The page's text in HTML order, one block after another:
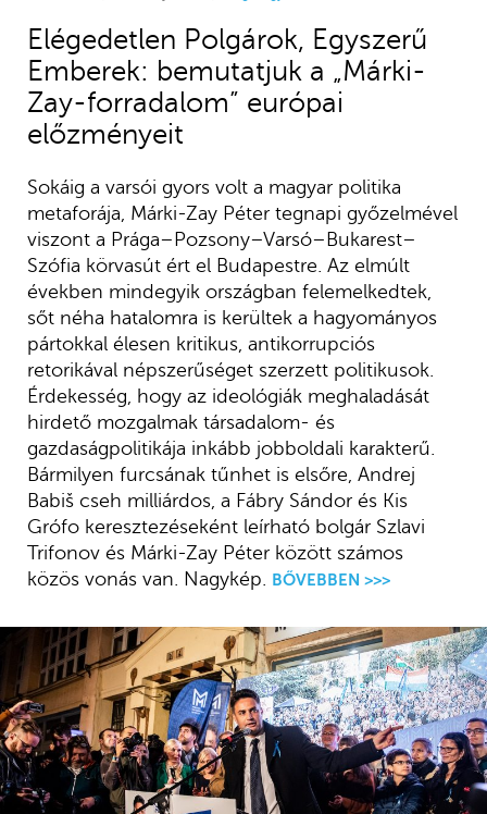
Elégedetlen Polgárok, Egyszerű
Emberek: bemutatjuk a „Márki-
Zay-forradalom” európai
előzményeit
Sokáig a varsói gyors volt a magyar politika
metaforája, Márki-Zay Péter tegnapi győzelmével
viszont a Prága–Pozsony–Varsó–Bukarest–
Szófia körvasút ért el Budapestre. Az elmúlt
években mindegyik országban felemelkedtek,
sőt néha hatalomra is kerültek a hagyományos
pártokkal élesen kritikus, antikorrupciós
retorikával népszerűséget szerzett politikusok.
Érdekesség, hogy az ideológiák meghaladását
hirdető mozgalmak társadalom- és
gazdaságpolitikája inkább jobboldali karakterű.
Bármilyen furcsának tűnhet is elsőre, Andrej
Babiš cseh milliárdos, a Fábry Sándor és Kis
Grófo keresztezéseként leírható bolgár Szlavi
Trifonov és Márki-Zay Péter között számos
közös vonás van. Nagykép. BŐVEBBEN >>>